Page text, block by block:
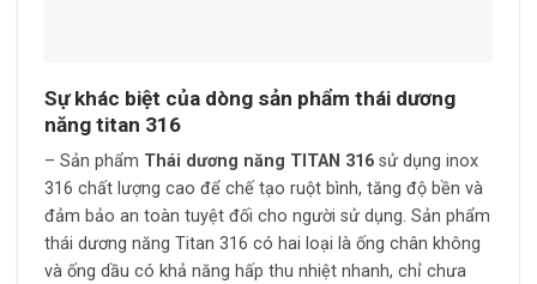
Sự khác biệt của dòng sản phẩm thái dương
năng titan 316
– Sản phẩm Thái dương năng TITAN 316 sử dụng inox
316 chất lượng cao để chế tạo ruột bình, tăng độ bền và
đảm bảo an toàn tuyệt đối cho người sử dụng. Sản phẩm
thái dương năng Titan 316 có hai loại là ống chân không
và ống dầu có khả năng hấp thu nhiệt nhanh, chỉ chưa